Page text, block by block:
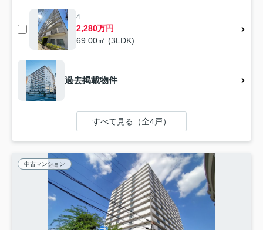
4
2,280万円
69.00㎡ (3LDK)
過去掲載物件
すべて見る（全4戸）
中古マンション